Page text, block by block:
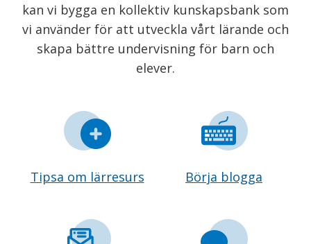
kan vi bygga en kollektiv kunskapsbank som
vi använder för att utveckla vårt lärande och
skapa bättre undervisning för barn och
elever.
Tipsa om lärresurs Börja blogga